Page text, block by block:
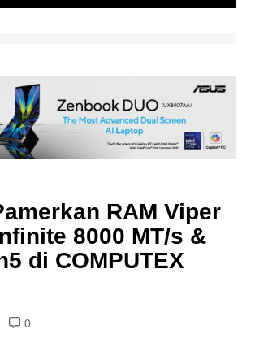
RAM Viper
8000 MT/s &
di COMPUTEX
0